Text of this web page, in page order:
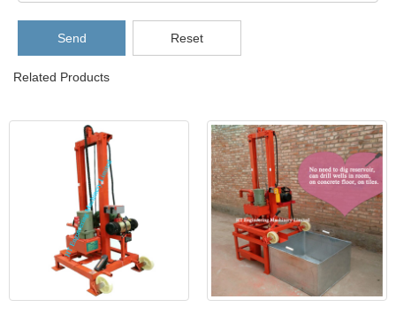
Send Reset
Related Products